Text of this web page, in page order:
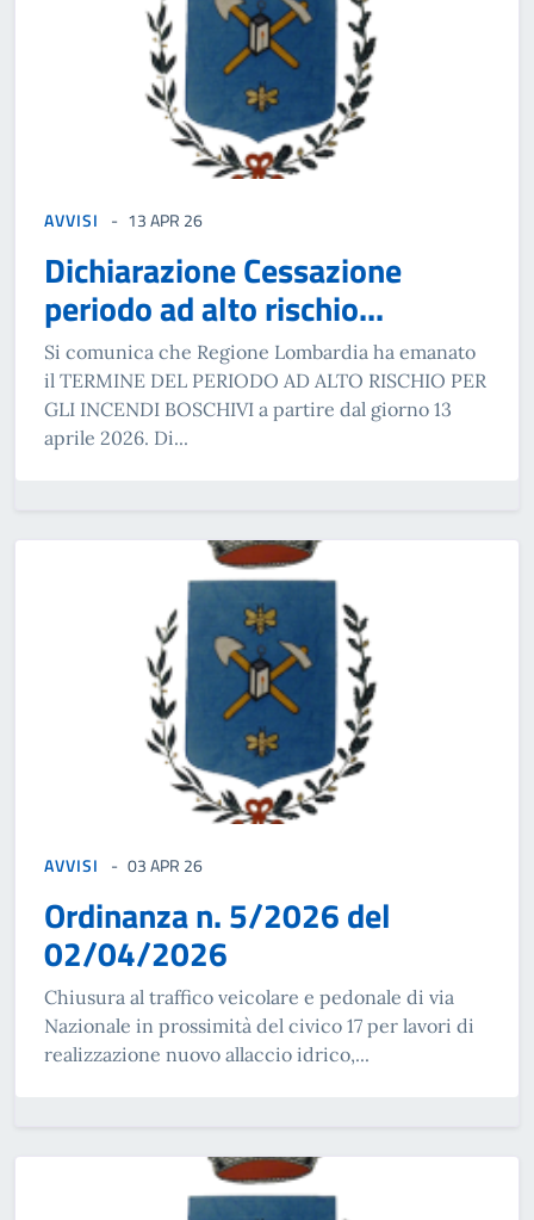
AVVISI 13 APR 26
Dichiarazione Cessazione
periodo ad alto rischio...
Si comunica che Regione Lombardia ha emanato
il TERMINE DEL PERIODO AD ALTO RISCHIO PER
GLI INCENDI BOSCHIVI a partire dal giorno 13
aprile 2026. Di...
AVVISI 03 APR 26
Ordinanza n. 5/2026 del
02/04/2026
Chiusura al traffico veicolare e pedonale di via
Nazionale in prossimità del civico 17 per lavori di
realizzazione nuovo allaccio idrico,...